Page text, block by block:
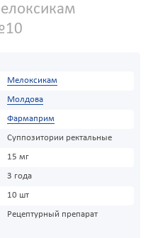
Мелоксикам
Молдова
Фармаприм
Суппозитории ректальные
15 мг
3 года
10 шт
Рецептурный препарат